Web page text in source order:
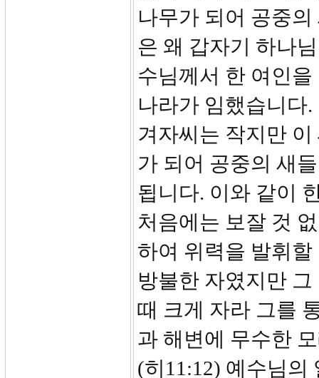
나무가 되어 공중
은 왜 갑자기 하나
수님께서 한 여인
나라가 임했습니다
겨자씨는 작지만
가 되어 공중의 새
됩니다. 이와 같이
처음에는 보잘 것
하여 위력을 발휘
방불한 자였지만
때 크게 자라 그를
과 해변에 무수한
(히11:12) 예수님의